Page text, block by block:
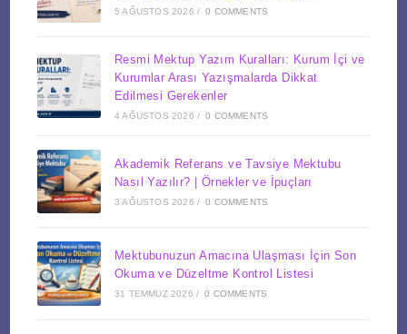
5 AĞUSTOS 2026 / 0 COMMENTS
Resmi Mektup Yazım Kuralları: Kurum İçi ve
Kurumlar Arası Yazışmalarda Dikkat
Edilmesi Gerekenler
4 AĞUSTOS 2026 / 0 COMMENTS
Akademik Referans ve Tavsiye Mektubu
Nasıl Yazılır? | Örnekler ve İpuçları
3 AĞUSTOS 2026 / 0 COMMENTS
Mektubunuzun Amacına Ulaşması İçin Son
Okuma ve Düzeltme Kontrol Listesi
31 TEMMUZ 2026 / 0 COMMENTS